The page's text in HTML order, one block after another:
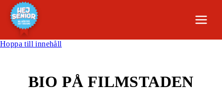
Hoppa till innehåll
BIO PÅ FILMSTADEN